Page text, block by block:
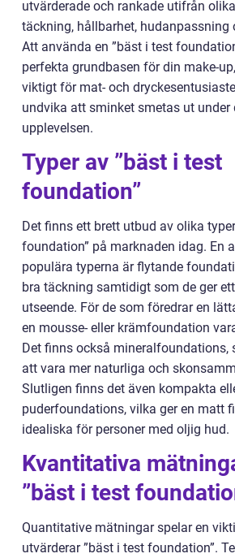
utvärderade och rankade utifrån
täckning, hållbarhet, hudanpassning
Att använda en ”bäst i test
perfekta grundbasen för din make-
viktigt för mat- och
undvika att sminket smetas ut under
upplevelsen.
Typer av ”bäst i test
foundation”
Det finns ett brett utbud av olika
foundation” på marknaden idag. En
populära typerna är flytande
bra täckning samtidigt som de ger
utseende. För de som föredrar en
en mousse- eller krämfoundation
Det finns också mineralfoundations,
att vara mer naturliga och
Slutligen finns det även kompakta
puderfoundations, vilka ger en matt
idealiska för personer med oljig hud.
Kvantitativa
”bäst i test
Quantitative mätningar spelar en
utvärderar ”bäst i test foundation”.